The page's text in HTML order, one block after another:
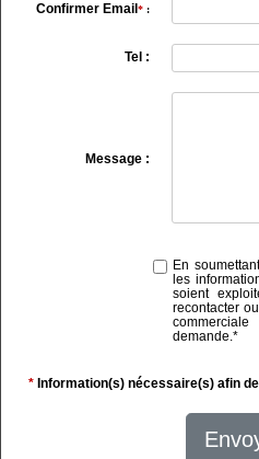
Confirmer Email *:
Tel :
Message :
En
les
soient
recontacter
demande.*
* Information(s) nécessaire(s) afin